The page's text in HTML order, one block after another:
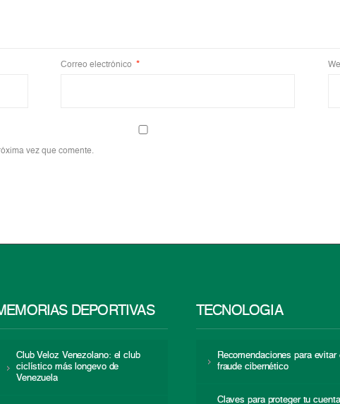
Correo electrónico *
vez que comente.
DEPORTIVAS
Club Veloz Venezolano: el club
ciclístico más longevo de
Venezuela
TECNOLOGÍA
Recomendaciones para evitar
fraude cibernético
Claves para proteger tu cuenta